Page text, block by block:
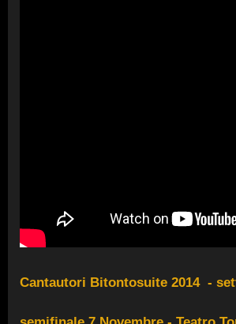
Cantautori Bitontosuite 2014 -